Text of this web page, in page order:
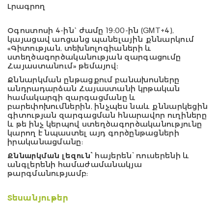
Լրագրող
Օգոստոսի 4-ին` ժամը 19:00-ին (GMT+4),
կայացավ առցանց պանելային քննարկում
«Գիտության, տեխնոլոգիաների և
ստեղծագործականության զարգացումը
Հայաստանում» թեմայով։
Քննարկման ընթացքում բանախոսները
անդրադարձան Հայաստանի կրթական
համակարգի զարգացմանը և
բարեփոխումներին, ինչպես նաև քննարկեցին
գիտության զարգացման հնարավոր ուղիները
և թե ինչ կերպով ստեղծագործականությունը
կարող է նպաստել այդ գործընթացների
իրականացմանը:
Քննարկման լեզուն՝ հայերեն՝ ռուսերենի և
անգլերենի համաժամանակյա
թարգմանությամբ:
Տեսանյութեր